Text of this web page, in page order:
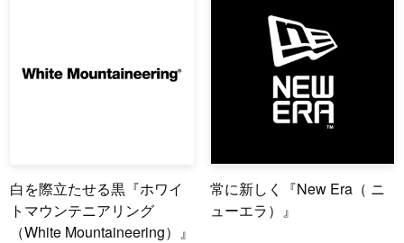
白を際立たせる黒『ホワイ
トマウンテニアリング
（White Mountaineering）』
常に新しく『New Era（ ニ
ューエラ）』